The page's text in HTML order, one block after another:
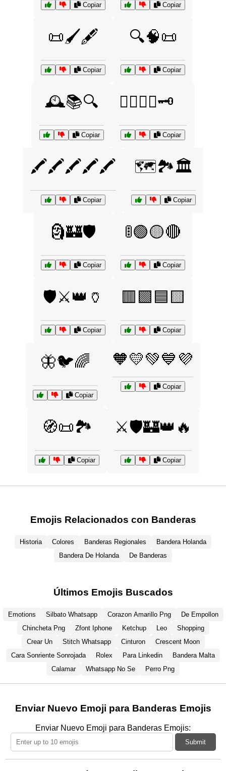
Copiar Copiar
📜🖌️🖋️
Copiar
🔍🧠📜
Copiar
🕰️📚🔍
Copiar
🕵️‍♂️🔎📜🗝️
Copiar
🖍️🖍️🖍️🖍️🖍️
Copiar
🗺️🏞️🏛️
Copiar
🗿🏰🛡️
Copiar
🚦🟢🟡🔴
Copiar
🛡️⚔️👑🏺
Copiar
🟥🟩🟦🟨
Copiar
🦋🐦🌈
Copiar
🧡💛💚💙💜
Copiar
🧭📜🏞️
Copiar
⚔️🛡️🏰👑🔥
Copiar
Emojis Relacionados con Banderas
Historia Colores Banderas Regionales
Bandera Holanda
Bandera De Holanda
De Banderas
Últimos Emojis Buscados
Emotions Silbato Whatsapp Corazon Amarillo Png
De Empollon
Chincheta Png
Zfont Iphone Ketchup Leo
Shopping
Crear Un
Stitch Whatsapp Cinturon
Crescent Moon
Cara Sonriente Sonrojada
Rolex Para Linkedin
Bandera Malta
Calamar
Whatsapp No Se Perro Png
Enviar Nuevo Emoji para Banderas Emojis
Enviar Nuevo Emoji para Banderas Emojis:
Submit